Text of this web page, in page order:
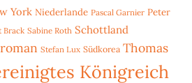
York Niederlande Pascal Garnier Peter
Brack Sabine Roth Schottland
Stefan Lux Südkorea Thomas
Königreich